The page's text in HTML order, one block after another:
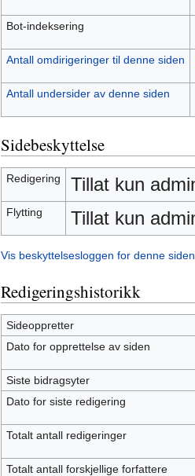
Bot-indeksering
Antall omdirigeringer til denne siden
Antall undersider av denne siden
Sidebeskyttelse
Redigering Tillat kun
Flytting Tillat kun
Vis beskyttelsesloggen for denne
Redigeringshistorikk
Sideoppretter
Dato for opprettelse av siden
Siste bidragsyter
Dato for siste redigering
Totalt antall redigeringer
Totalt antall forskjellige forfattere